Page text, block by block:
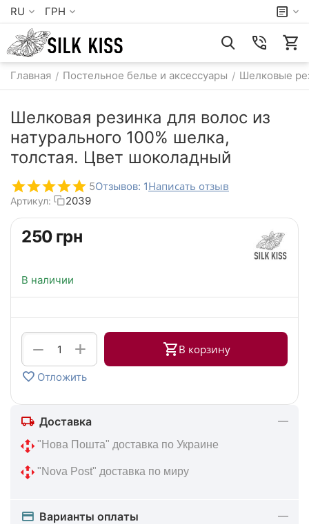
RU ГРН
Главная / Постельное белье и аксессуары / Шелковые
Шелковая резинка для волос из
натурального 100% шелка,
толстая. Цвет шоколадный
5Отзывов: 1Написать отзыв
Артикул: 2039
‍250‍ грн
В наличии
+
− В корзину
Отложить
Доставка
"Нова Пошта" доставка по Украине
"Nova Post" доставка по миру
Варианты оплаты